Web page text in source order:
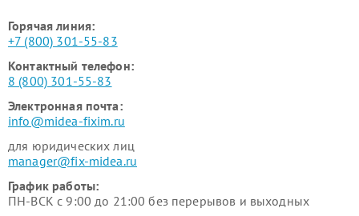
Горячая линия:
+7 (800) 301-55-83
Контактный телефон:
8 (800) 301-55-83
Электронная почта:
info@midea-fixim.ru
для юридических лиц
manager@fix-midea.ru
График работы:
ПН-ВСК с 9:00 до 21:00 без перерывов и выходных